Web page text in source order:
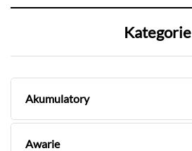
Kategorie
Akumulatory
Awarie